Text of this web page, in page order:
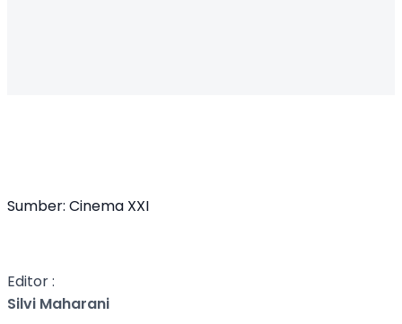
Sumber: Cinema XXI
Editor :
Silvi Maharani